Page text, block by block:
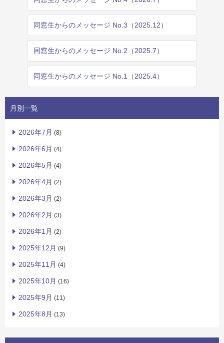
同窓生からのメッセージ No.3（2025.12）
同窓生からのメッセージ No.2（2025.7）
同窓生からのメッセージ No.1（2025.4）
月別一覧
2026年7月 (8)
2026年6月 (4)
2026年5月 (4)
2026年4月 (2)
2026年3月 (2)
2026年2月 (3)
2026年1月 (2)
2025年12月 (9)
2025年11月 (4)
2025年10月 (16)
2025年9月 (11)
2025年8月 (13)